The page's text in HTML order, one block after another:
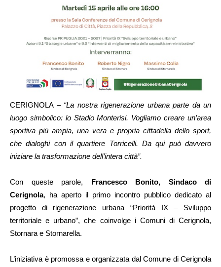
CERIGNOLA – “La nostra rigenerazione urbana parte da un
luogo simbolico: lo Stadio Monterisi. Vogliamo creare un’area
sportiva più ampia, una vera e propria cittadella dello sport,
che dialoghi con il quartiere Torricelli. Da qui può davvero
iniziare la trasformazione dell’intera città”.
Con queste parole, Francesco Bonito, Sindaco di
Cerignola, ha aperto il primo incontro pubblico dedicato al
progetto di rigenerazione urbana “Priorità IX – Sviluppo
territoriale e urbano”, che coinvolge i Comuni di Cerignola,
Stornara e Stornarella.
L’iniziativa è promossa e organizzata dal Comune di Cerignola